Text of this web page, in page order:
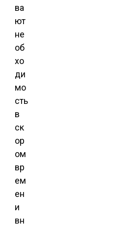
ва
ют
не
об
хо
ди
мо
сть
в
ск
ор
ом
вр
ем
ен
и
вн